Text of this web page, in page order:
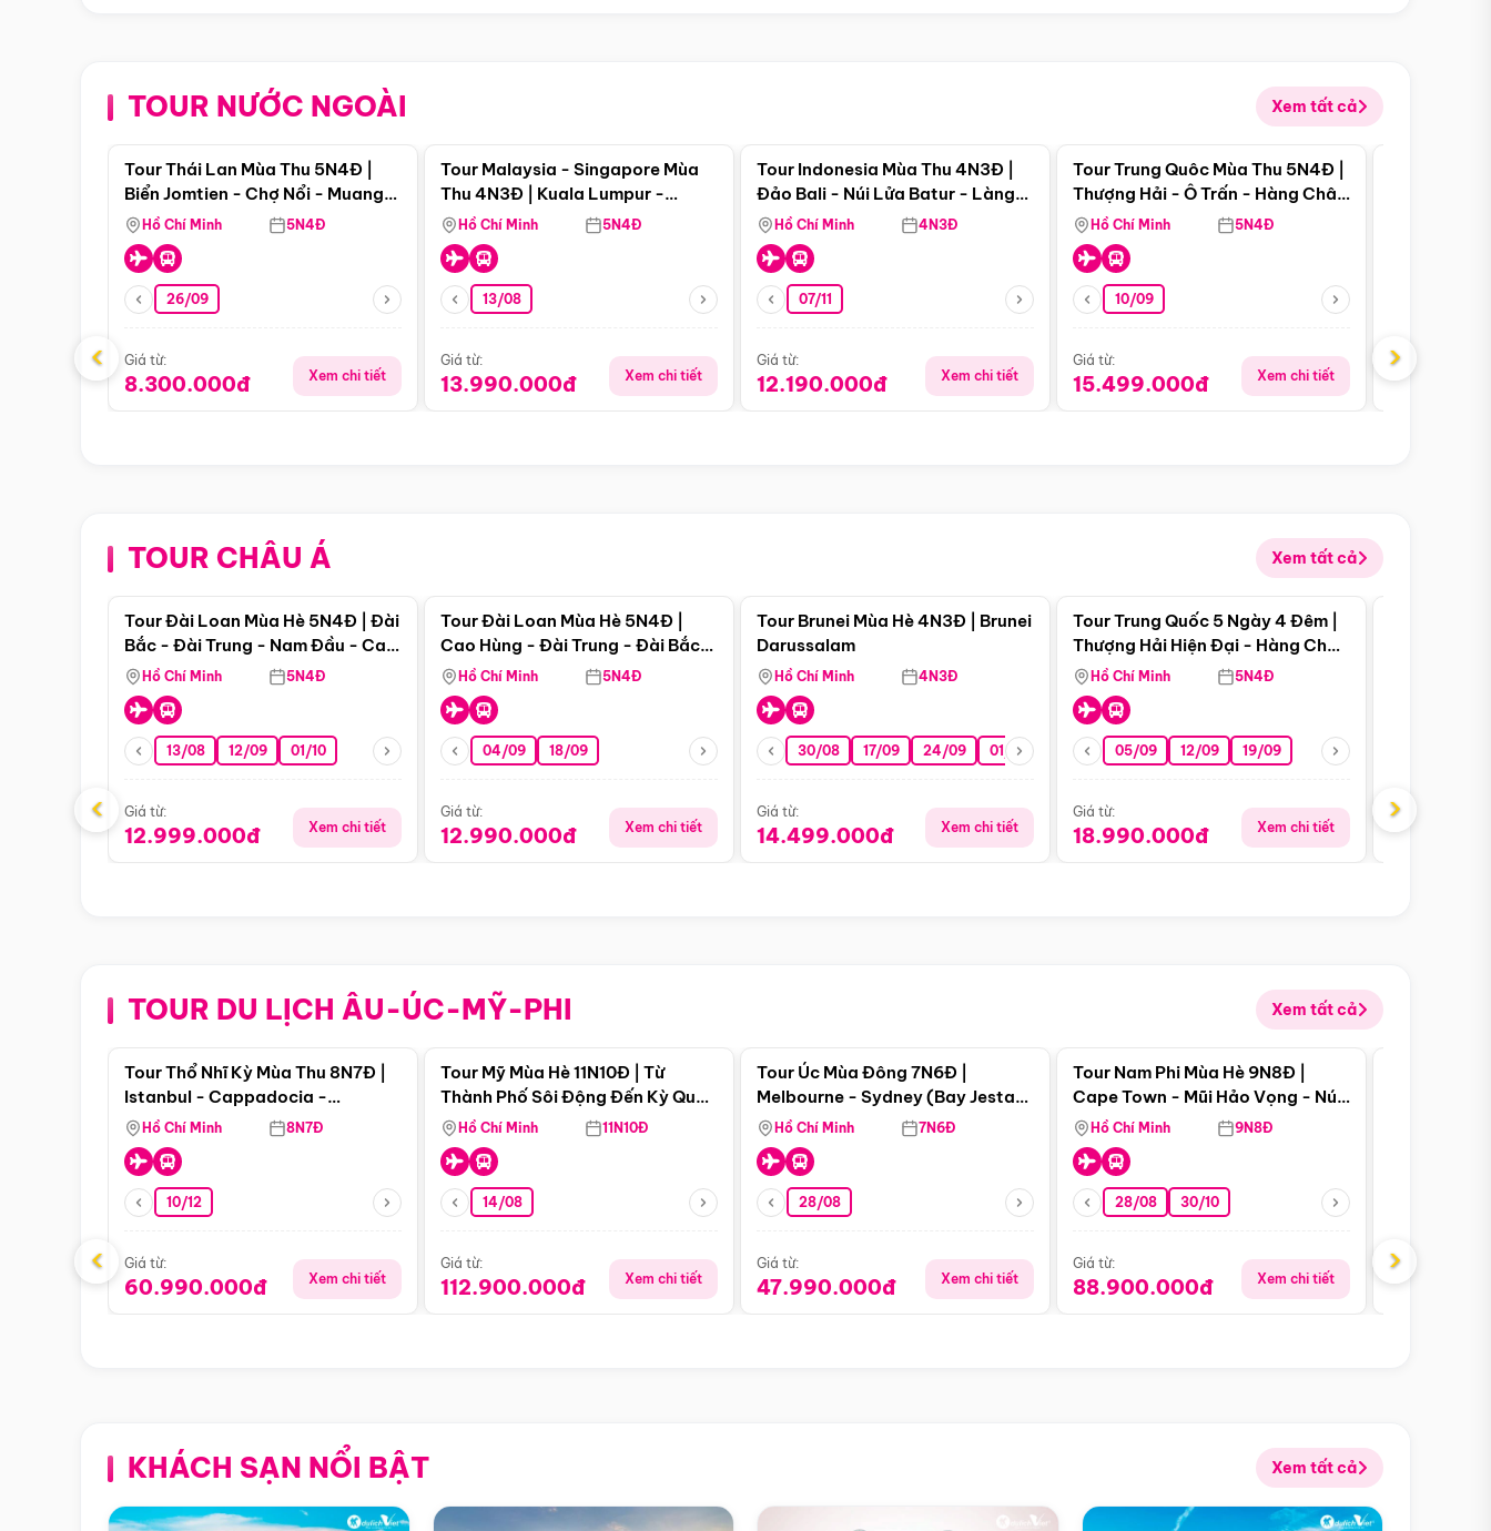
TOUR NƯỚC NGOÀI Xem tất cả
Điểm nổi bật
Tour Thái Lan Mùa Thu 5N4Đ |
Biển Jomtien - Chợ Nổi - Muang
Boran - Suanthai (Bay Vietnam
Airlines)
Hồ Chí Minh 5N4Đ
26/09
Giá từ:
8.300.000đ Xem chi tiết
Tour Malaysia - Singapore Mùa
Thu 4N3Đ | Kuala Lumpur -
Malacca - Johor Baru -
Singapore
Hồ Chí Minh 5N4Đ
13/08
Giá từ:
13.990.000đ Xem chi tiết
Tour Indonesia Mùa Thu 4N3Đ |
Đảo Bali - Núi Lửa Batur - Làng
Penglipuran
Hồ Chí Minh 4N3Đ
07/11
Giá từ:
12.190.000đ Xem chi tiết
Điểm nổi bật
Tour Trung Quôc Mùa Thu 5N4Đ |
Thượng Hải - Ô Trấn - Hàng Châu
(Tour Không Shopping)
Hồ Chí Minh 5N4Đ
10/09
Giá từ:
15.499.000đ Xem chi tiết
Giá từ:
‹ ›
TOUR CHÂU Á Xem tất cả
Điểm nổi bật
Tour Đài Loan Mùa Hè 5N4Đ | Đài
Bắc - Đài Trung - Nam Đầu - Cao
Hùng ( Bay Vn)
Hồ Chí Minh 5N4Đ
13/08 12/09 01/10
Giá từ:
12.999.000đ Xem chi tiết
Tour Đài Loan Mùa Hè 5N4Đ |
Cao Hùng - Đài Trung - Đài Bắc
(Bay Vj)
Hồ Chí Minh 5N4Đ
04/09 18/09
Giá từ:
12.990.000đ Xem chi tiết
Tour Brunei Mùa Hè 4N3Đ | Brunei
Darussalam
Hồ Chí Minh 4N3Đ
30/08 17/09 24/09 01/10 15/10 29/10
Giá từ:
14.499.000đ Xem chi tiết
Điểm nổi bật
Tour Trung Quốc 5 Ngày 4 Đêm |
Thượng Hải Hiện Đại - Hàng Châu
Nên Thơ - Ô Trấn Cổ Kính
Hồ Chí Minh 5N4Đ
05/09 12/09 19/09
Giá từ:
18.990.000đ Xem chi tiết
Giá từ:
‹ ›
TOUR DU LỊCH ÂU-ÚC-MỸ-PHI Xem tất cả
Điểm nổi bật
Tour Thổ Nhĩ Kỳ Mùa Thu 8N7Đ |
Istanbul - Cappadocia -
Pamukkale
Hồ Chí Minh 8N7Đ
10/12
Giá từ:
60.990.000đ Xem chi tiết
Tour Mỹ Mùa Hè 11N10Đ | Từ
Thành Phố Sôi Động Đến Kỳ Quan
Thiên Nhiên Mỹ
Hồ Chí Minh 11N10Đ
14/08
Giá từ:
112.900.000đ Xem chi tiết
Tour Úc Mùa Đông 7N6Đ |
Melbourne - Sydney (Bay Jestar
Airways)
Hồ Chí Minh 7N6Đ
28/08
Giá từ:
47.990.000đ Xem chi tiết
Điểm nổi bật
Tour Nam Phi Mùa Hè 9N8Đ |
Cape Town - Mũi Hảo Vọng - Núi
Bàn - Johannesburg - Pretoria -
Safari - Lodge
Hồ Chí Minh 9N8Đ
28/08 30/10
Giá từ:
88.900.000đ Xem chi tiết
Giá từ:
‹ ›
KHÁCH SẠN NỔI BẬT Xem tất cả